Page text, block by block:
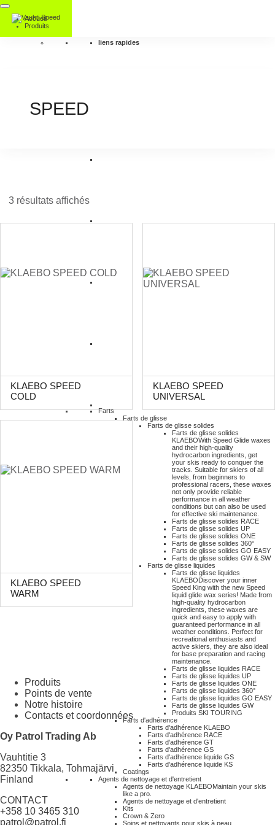
Accueil
Produits
liens rapides
Farts
Farts de glisse
Farts de glisse solides
Farts de glisse solides
KLAEBOWith Speed Glide waxes
and their high-quality
hydrocarbon ingredients, get
your skis ready to conquer the
tracks. Suitable for skiers of all
levels, from beginners to
professional racers, these waxes
not only provide reliable
performance in all weather
conditions but can also be used
for effective ski maintenance.
Farts de glisse solides RACE
Farts de glisse solides UP
Farts de glisse solides ONE
Farts de glisse solides 360°
Farts de glisse solides GO EASY
Farts de glisse solides GW & SW
Farts de glisse liquides
Farts de glisse liquides
KLAEBODiscover your inner
Speed King with the new Speed
liquid glide wax series! Made from
high-quality hydrocarbon
ingredients, these waxes are
quick and easy to apply with
guaranteed performance in all
weather conditions. Perfect for
recreational enthusiasts and
active skiers, they are also ideal
for base preparation and racing
maintenance.
Farts de glisse liquides RACE
Farts de glisse liquides UP
Farts de glisse liquides ONE
Farts de glisse liquides 360°
Farts de glisse liquides GO EASY
Farts de glisse liquides GW
Produits SKI TOURING
Farts d'adhérence
Farts d'adhérence KLAEBO
Farts d'adhérence RACE
Farts d'adhérence GT
Farts d'adhérence GS
Farts d'adhérence liquide GS
Farts d'adhérence liquide KS
Coatings
Agents de nettoyage et d'entretient
Agents de nettoyage KLAEBOMaintain your skis
like a pro.
Agents de nettoyage et d'entretient
Kits
Crown & Zero
Soins et nettoyants pour skis à peau
SPEED
3 résultats affichés
KLAEBO SPEED
COLD
KLAEBO SPEED
UNIVERSAL
KLAEBO SPEED
WARM
Produits
Points de vente
Notre histoire
Contacts et coordonnées
Oy Patrol Trading Ab
Vauhtitie 3
82350 Tikkala, Tohmajärvi
Finland
CONTACT
+358 10 3465 310
patrol@patrol.fi